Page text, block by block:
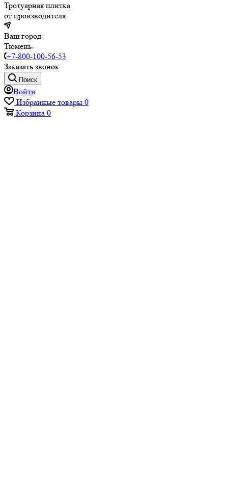
Тротуарная плитка
от производителя
Ваш город
Тюмень
+7-800-100-56-53
Заказать звонок
Поиск
Войти
Избранные товары 0
Корзина 0